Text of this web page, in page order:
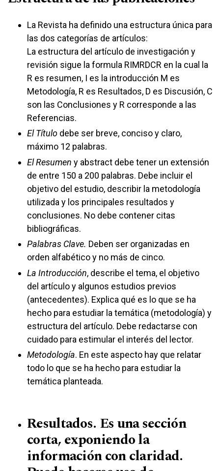
La Revista ha definido una estructura única para
las dos categorías de artículos:
La estructura del artículo de investigación y
revisión sigue la formula RIMRDCR en la cual la
R es resumen, I es la introducción M es
Metodología, R es Resultados, D es Discusión, C
son las Conclusiones y R corresponde a las
Referencias.
El Título debe ser breve, conciso y claro,
máximo 12 palabras.
El Resumen y abstract debe tener un extensión
de entre 150 a 200 palabras. Debe incluir el
objetivo del estudio, describir la metodología
utilizada y los principales resultados y
conclusiones. No debe contener citas
bibliográficas.
Palabras Clave. Deben ser organizadas en
orden alfabético y no más de cinco.
La Introducción, describe el tema, el objetivo
del artículo y algunos estudios previos
(antecedentes). Explica qué es lo que se ha
hecho para estudiar la temática (metodología) y
estructura del artículo. Debe redactarse con
cuidado para estimular el interés del lector.
Metodología. En este aspecto hay que relatar
todo lo que se ha hecho para estudiar la
temática planteada.
Resultados. Es una sección
corta, exponiendo la
información con claridad.